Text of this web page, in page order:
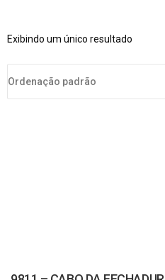
Exibindo um único resultado